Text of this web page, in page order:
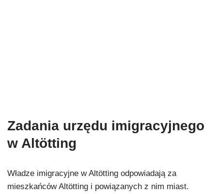
Zadania urzędu imigracyjnego
w Altötting
Władze imigracyjne w Altötting odpowiadają za
mieszkańców Altötting i powiązanych z nim miast.